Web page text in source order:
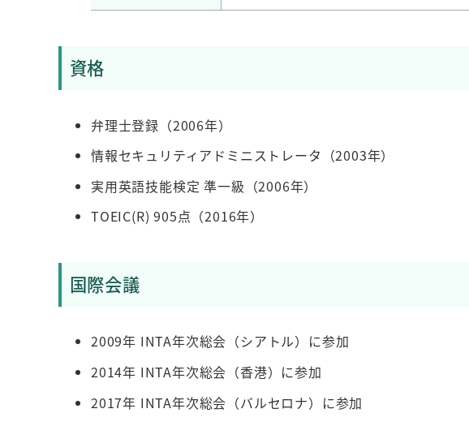
資格
弁理士登録（2006年）
情報セキュリティアドミニストレータ（2003年）
実用英語技能検定 準一級（2006年）
TOEIC(R) 905点（2016年）
国際会議
2009年 INTA年次総会（シアトル）に参加
2014年 INTA年次総会（香港）に参加
2017年 INTA年次総会（バルセロナ）に参加